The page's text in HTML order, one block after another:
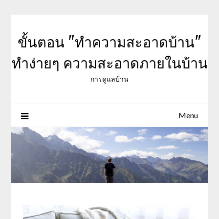
content
ขั้นตอน "ทำความสะอาดบ้าน"
ทำง่ายๆ ความสะอาดภายในบ้าน
การดูแลบ้าน
Menu